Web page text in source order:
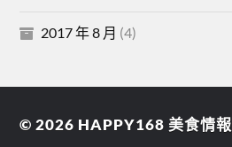
2017 年 8 月 (4)
© 2026 HAPPY168 美食情報